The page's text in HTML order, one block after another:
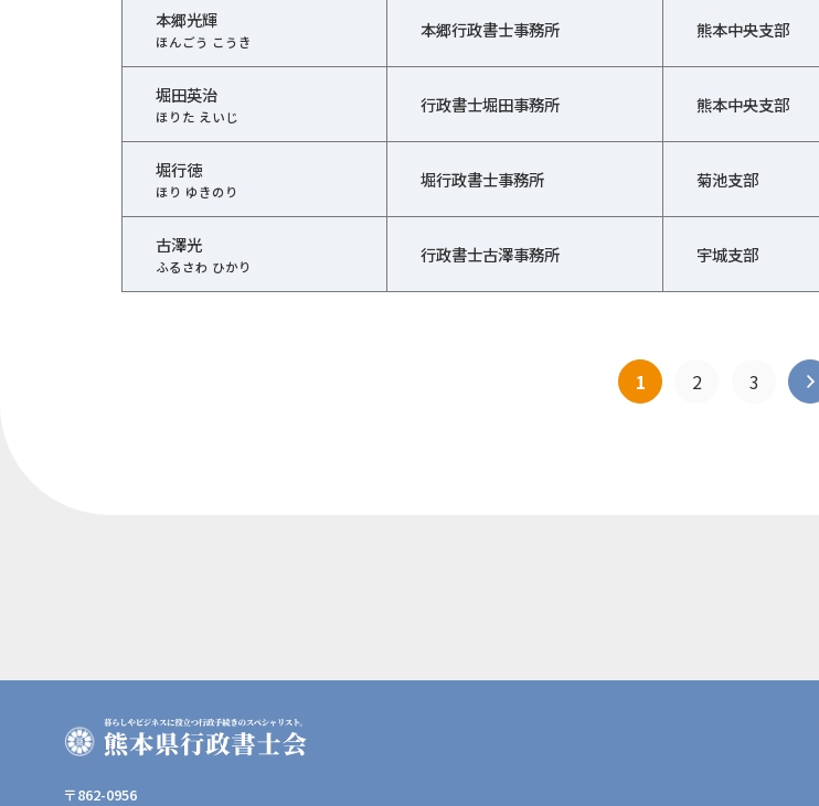
本郷光輝
ほんごう こうき
本郷行政書士事務所 熊本中央支部
堀田英治
ほりた えいじ
行政書士堀田事務所 熊本中央支部
堀行徳
ほり ゆきのり
堀行政書士事務所 菊池支部
古澤光
ふるさわ ひかり
行政書士古澤事務所 宇城支部
1 2 3
〒862-0956